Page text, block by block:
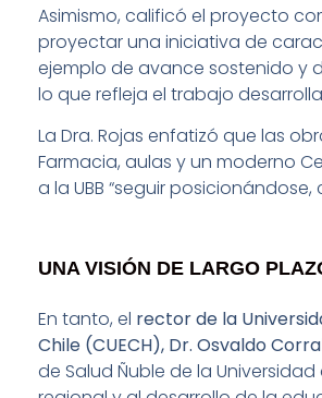
Asimismo, calificó el proyecto
proyectar una iniciativa de
ejemplo de avance sostenido y
lo que refleja el trabajo
La Dra. Rojas enfatizó que las
Farmacia, aulas y un moderno
a la UBB “seguir
UNA VISIÓN DE LARGO
En tanto, el rector de la
Chile (CUECH), Dr. Osvaldo
de Salud Ñuble de la